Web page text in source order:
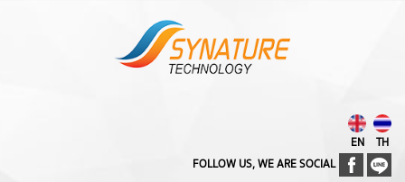
EN
TH
FOLLOW US, WE ARE SOCIAL